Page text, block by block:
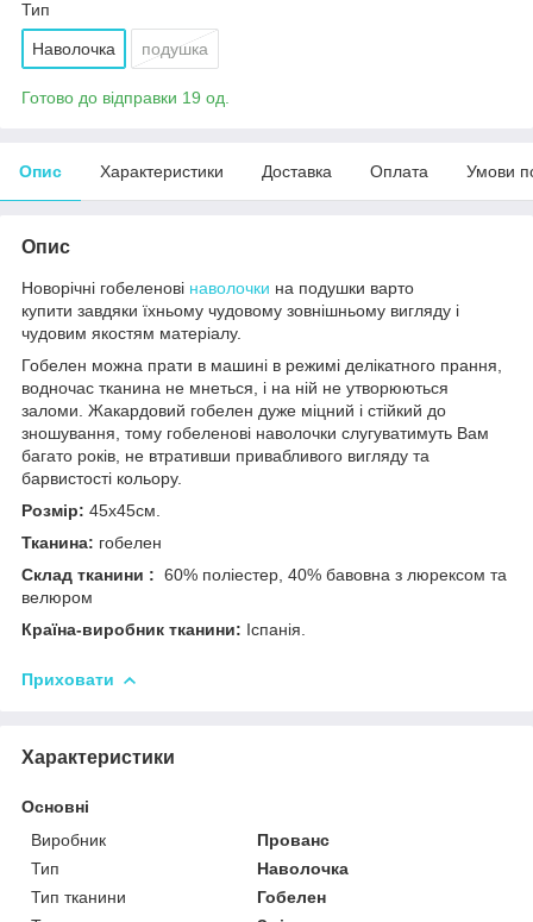
Тип
Наволочка подушка
Готово до відправки 19 од.
Опис Характеристики Доставка Оплата Умови
Опис
Новорічні гобеленові наволочки на подушки варто
купити завдяки їхньому чудовому зовнішньому вигляду і
чудовим якостям матеріалу.
Гобелен можна прати в машині в режимі делікатного прання,
водночас тканина не мнеться, і на ній не утворюються
заломи. Жакардовий гобелен дуже міцний і стійкий до
зношування, тому гобеленові наволочки слугуватимуть Вам
багато років, не втративши привабливого вигляду та
барвистості кольору.
Розмір: 45х45см.
Тканина: гобелен
Склад тканини : 60% поліестер, 40% бавовна з люрексом та
велюром
Країна-виробник тканини: Іспанія.
Приховати
Характеристики
Основні
Виробник
Прованс
Тип
Наволочка
Тип тканини
Гобелен